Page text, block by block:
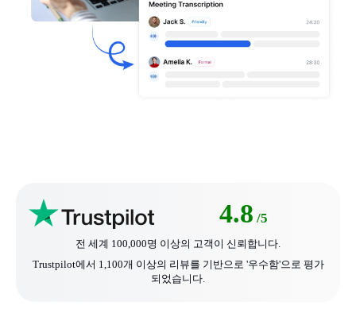
4.8 /5
전 세계 100,000명 이상의 고객이 신뢰합니다.
Trustpilot에서 1,100개 이상의 리뷰를 기반으로 '우수함'으로 평가
되었습니다.